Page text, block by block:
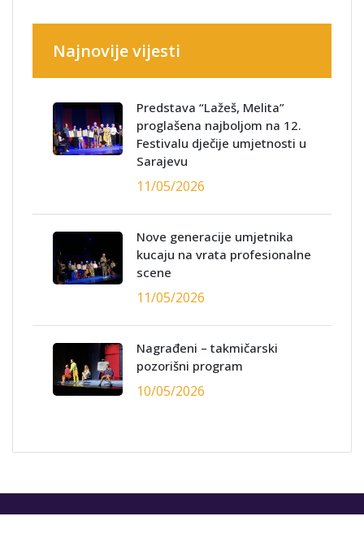
Najnovije vijesti
Predstava “Lažeš, Melita”
proglašena najboljom na 12.
Festivalu dječije umjetnosti u
Sarajevu
11/05/2026
Nove generacije umjetnika
kucaju na vrata profesionalne
scene
11/05/2026
Nagrađeni – takmičarski
pozorišni program
10/05/2026